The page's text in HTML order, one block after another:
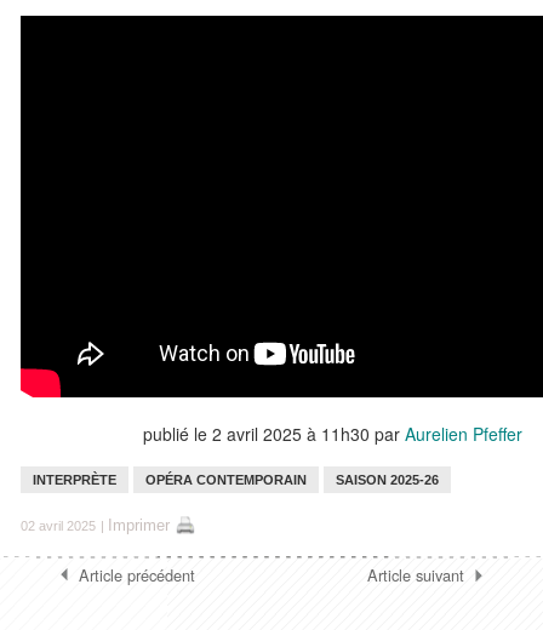
publié le 2 avril 2025 à 11h30 par Aurelien Pfeffer
INTERPRÈTE OPÉRA CONTEMPORAIN SAISON 2025-26
02 avril 2025 | Imprimer
Article précédent Article suivant